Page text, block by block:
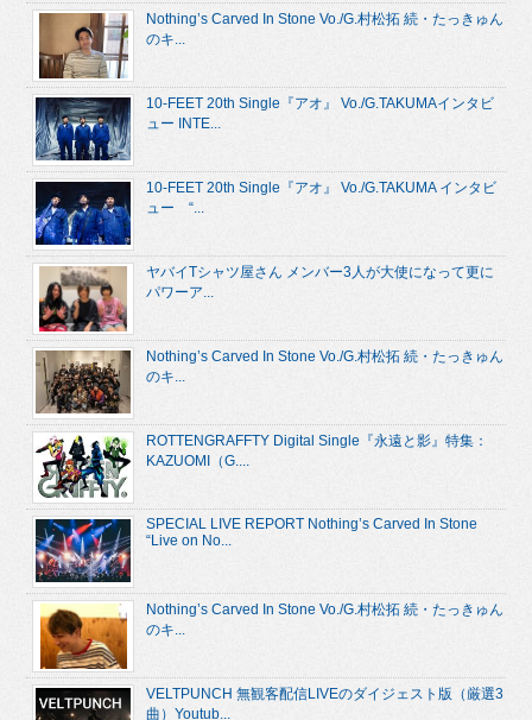
Nothing’s Carved In Stone Vo./G.村松拓 続・たっきゅん
のキ...
10-FEET 20th Single『アオ』 Vo./G.TAKUMAインタビ
ュー INTE...
10-FEET 20th Single『アオ』 Vo./G.TAKUMA インタビ
ュー “...
ヤバイTシャツ屋さん メンバー3人が大使になって更に
パワーア...
Nothing’s Carved In Stone Vo./G.村松拓 続・たっきゅん
のキ...
ROTTENGRAFFTY Digital Single『永遠と影』特集：
KAZUOMI（G....
SPECIAL LIVE REPORT Nothing’s Carved In Stone
“Live on No...
Nothing’s Carved In Stone Vo./G.村松拓 続・たっきゅん
のキ...
VELTPUNCH 無観客配信LIVEのダイジェスト版（厳選3
曲）Youtub...